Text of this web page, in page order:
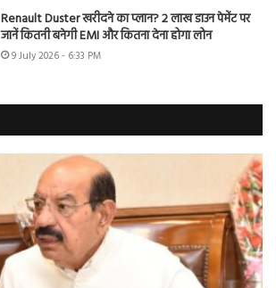
Renault Duster खरीदने का प्लान? 2 लाख डाउन पेमेंट पर
जानें कितनी बनेगी EMI और कितना देना होगा लोन
9 July 2026 - 6:33 PM